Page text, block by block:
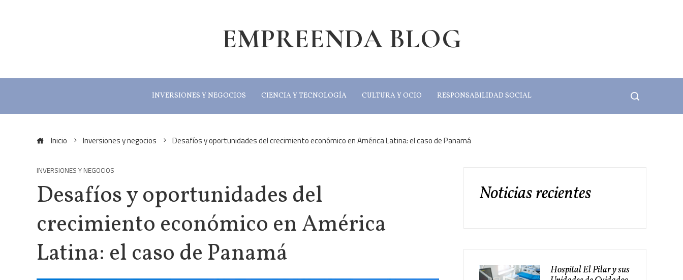
EMPREENDA BLOG
INVERSIONES Y NEGOCIOS CIENCIA Y TECNOLOGÍA CULTURA Y OCIO RESPONSABILIDAD SOCIAL
Inicio Inversiones y negocios Desafíos y oportunidades del crecimiento económico en América Latina: el caso de Panamá
INVERSIONES Y NEGOCIOS
Desafíos y oportunidades del
crecimiento económico en América
Latina: el caso de Panamá
Noticias recientes
Hospital El Pilar y sus